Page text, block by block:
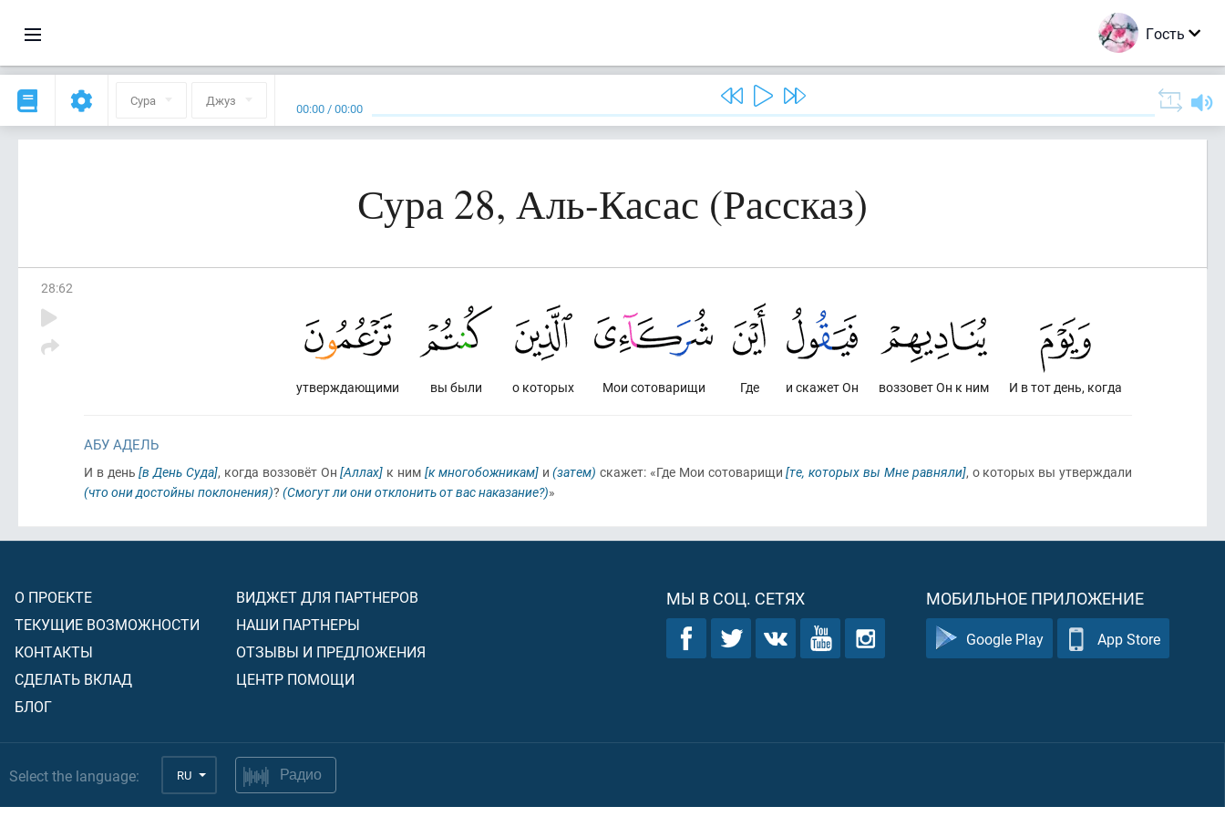
Гость
Сура Джуз 00:00 /00:00
Сура 28, Аль-Касас (Рассказ)
28:62
И в тот день, когда
воззовет Он к ним
и скажет Он
Где
Мои сотоварищи
о которых
вы были
утверждающими
АБУ АДЕЛЬ
И в день[в День Суда], когда воззовёт Он[Аллах] к ним [к многобожникам]и(затем) скажет: «Где Мои сотоварищи[те, которых вы Мне равняли], о которых вы утверждали
(что они достойны поклонения)? (Смогут ли они отклонить от вас наказание?)»
О ПРОЕКТЕ
ТЕКУЩИЕ ВОЗМОЖНОСТИ
КОНТАКТЫ
СДЕЛАТЬ ВКЛАД
БЛОГ
ВИДЖЕТ ДЛЯ ПАРТНЕРОВ
НАШИ ПАРТНЕРЫ
ОТЗЫВЫ И ПРЕДЛОЖЕНИЯ
ЦЕНТР ПОМОЩИ
МЫ В СОЦ. СЕТЯХ МОБИЛЬНОЕ ПРИЛОЖЕНИЕ
Google Play App Store
Select the language: RU Радио